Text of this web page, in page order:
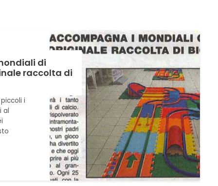
di
raccolta di
i
al